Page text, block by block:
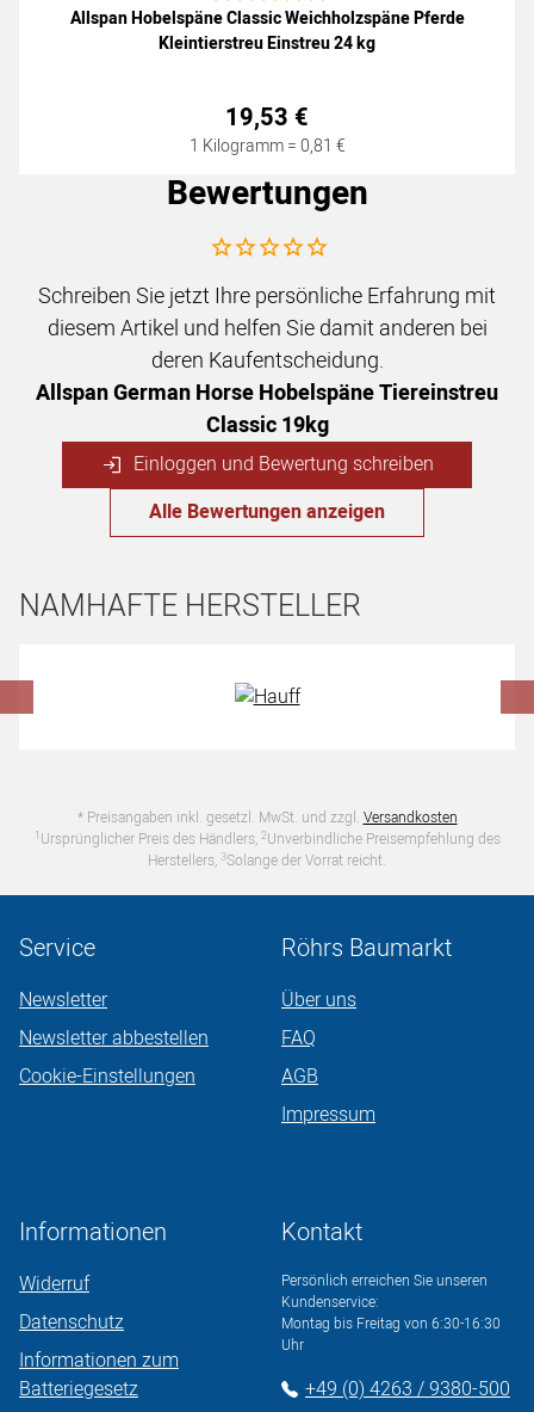
Allspan Hobelspäne Classic Weichholzspäne Pferde
Kleintierstreu Einstreu 24 kg
19,53 €
1 Kilogramm =0,81 €
Bewertungen
Noch keine Bewertungen abgegeben
Schreiben Sie jetzt Ihre persönliche Erfahrung mit
diesem Artikel und helfen Sie damit anderen bei
deren Kaufentscheidung.
Allspan German Horse Hobelspäne Tiereinstreu
Classic 19kg
Einloggen und Bewertung schreiben
Alle Bewertungen anzeigen
NAMHAFTE HERSTELLER
* Preisangaben inkl. gesetzl. MwSt. und zzgl. Versandkosten
1 Ursprünglicher Preis des Händlers, 2Unverbindliche Preisempfehlung des
Herstellers, 3Solange der Vorrat reicht.
Service
Newsletter
Newsletter abbestellen
Cookie-Einstellungen
Röhrs Baumarkt
Über uns
FAQ
AGB
Impressum
Informationen
Widerruf
Datenschutz
Informationen zum
Batteriegesetz
Kontakt
Persönlich erreichen Sie unseren
Kundenservice:
Montag bis Freitag von 6:30-16:30
Uhr
+49 (0) 4263 / 9380-500